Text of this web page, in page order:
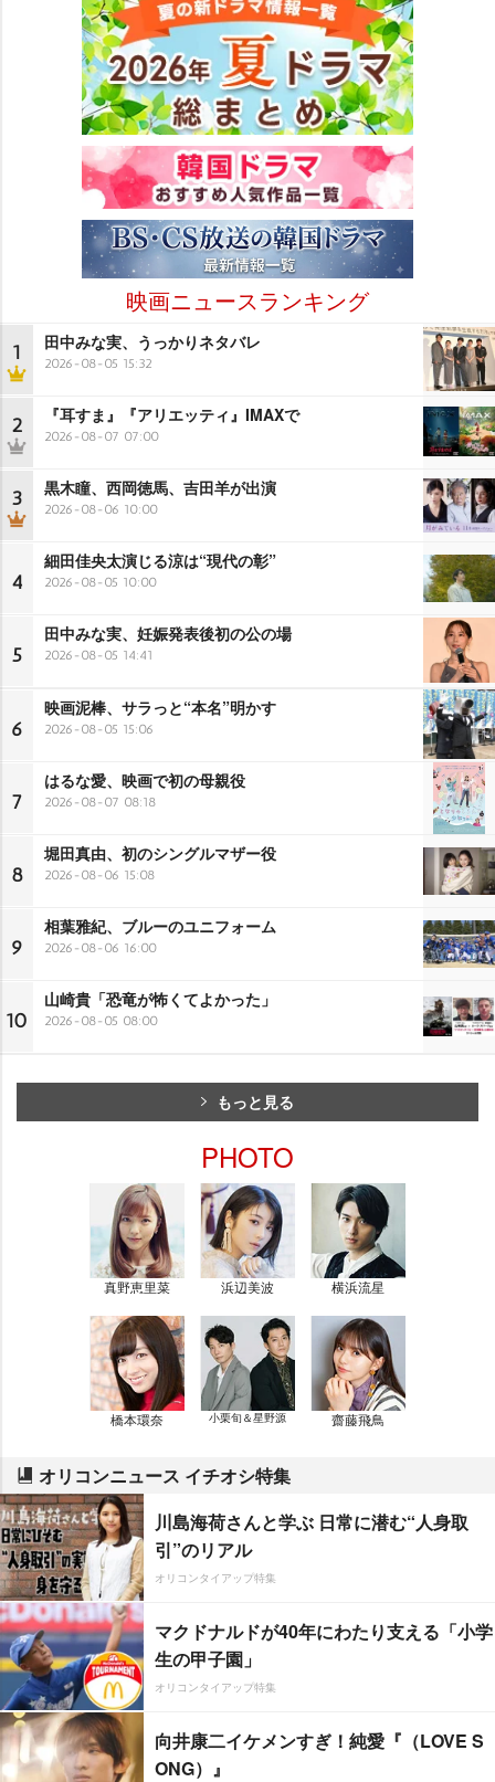
映画ニュースランキング
1 田中みな実、うっかりネタバレ
2026-08-05 15:32
2 『耳すま』『アリエッティ』IMAXで
2026-08-07 07:00
3 黒木瞳、西岡徳馬、吉田羊が出演
2026-08-06 10:00
4
細田佳央太演じる涼は“現代の彰”
2026-08-05 10:00
5
田中みな実、妊娠発表後初の公の場
2026-08-05 14:41
6
映画泥棒、サラっと“本名”明かす
2026-08-05 15:06
7
はるな愛、映画で初の母親役
2026-08-07 08:18
8
堀田真由、初のシングルマザー役
2026-08-06 15:08
9
相葉雅紀、ブルーのユニフォーム
2026-08-06 16:00
10
山崎貴「恐竜が怖くてよかった」
2026-08-05 08:00
もっと見る
PHOTO
真野恵里菜 浜辺美波 横浜流星
橋本環奈 小栗旬＆星野源 齋藤飛鳥
オリコンニュース イチオシ特集
川島海荷さんと学ぶ 日常に潜む“人身取
引”のリアル
オリコンタイアップ特集
マクドナルドが40年にわたり支える「小学
生の甲子園」
オリコンタイアップ特集
向井康二イケメンすぎ！純愛『（LOVE S
ONG）』